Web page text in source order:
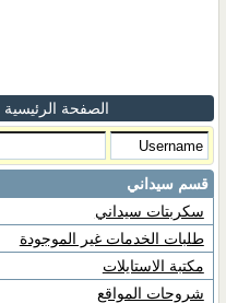
الصفحة الرئيسية
قسم سيداني
سكربتات سيداني
طلبات الخدمات غير الموجودة
مكتبة الاستايلات
شروحات المواقع